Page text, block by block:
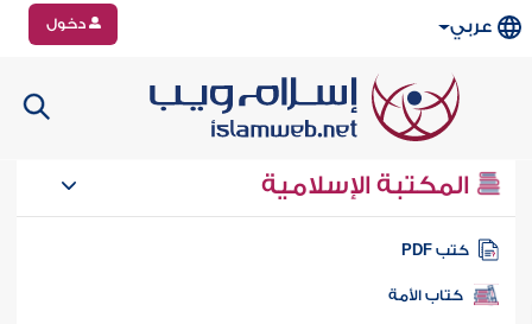
عربي دخول
المكتبة الإسلامية
كتب PDF